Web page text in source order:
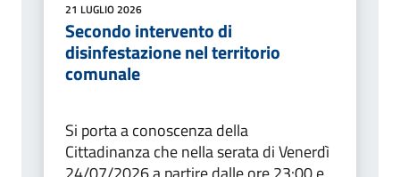
21 LUGLIO 2026
Secondo intervento di
disinfestazione nel territorio
comunale
Si porta a conoscenza della
Cittadinanza che nella serata di Venerdì